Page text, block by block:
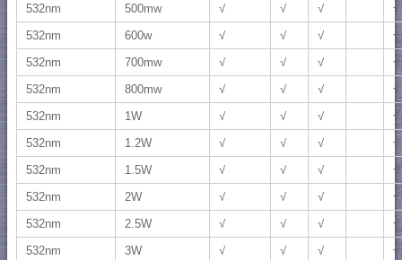
532nm
500mw √ √ √
√
532nm
600w √ √ √
√
532nm
700mw √ √ √
√
532nm
800mw √ √ √
√
532nm
1W √ √ √
√
532nm
1.2W √ √ √
√
532nm
1.5W √ √ √
√
532nm
2W √ √ √
√
532nm
2.5W √ √ √
√
532nm
3W √ √ √
√